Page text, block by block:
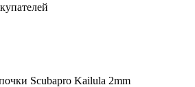
Scubapro Kailula 2mm